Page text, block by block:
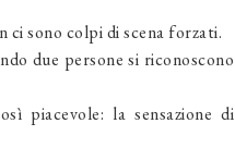
ci sono colpi di scena forzati.
due persone si riconoscono
piacevole: la sensazione di